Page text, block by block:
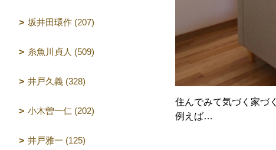
住んでみて気づく家づ
例えば…
坂井田環作 (207)
糸魚川貞人 (509)
井戸久義 (328)
小木曽一仁 (202)
井戸雅一 (125)